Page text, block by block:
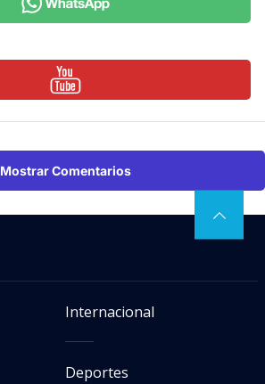
Mostrar Comentarios
Internacional
Deportes